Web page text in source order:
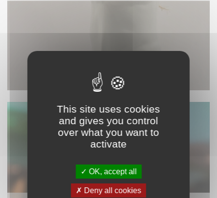
This site uses cookies
and gives you control
over what you want to
activate
OK, accept all
Deny all cookies